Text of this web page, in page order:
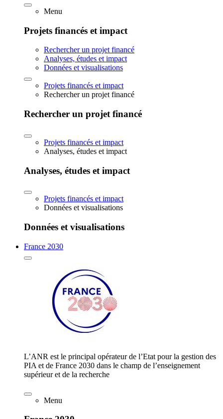
Menu
Projets financés et impact
Rechercher un projet financé
Analyses, études et impact
Données et visualisations
Projets financés et impact
Rechercher un projet financé
Rechercher un projet financé
Projets financés et impact
Analyses, études et impact
Analyses, études et impact
Projets financés et impact
Données et visualisations
Données et visualisations
France 2030
L’ANR est le principal opérateur de l’Etat pour la gestion des
PIA et de France 2030 dans le champ de l’enseignement
supérieur et de la recherche
Menu